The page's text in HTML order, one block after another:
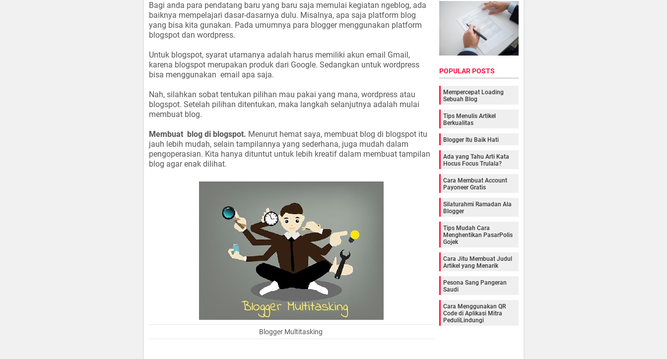
Bagi anda para pendatang baru yang baru saja memulai kegiatan ngeblog, ada
baiknya mempelajari dasar-dasarnya dulu. Misalnya, apa saja platform blog
yang bisa kita gunakan. Pada umumnya para blogger menggunakan platform
blogspot dan wordpress.
Untuk blogspot, syarat utamanya adalah harus memiliki akun email Gmail,
karena blogspot merupakan produk dari Google. Sedangkan untuk wordpress
bisa menggunakan email apa saja.
Nah, silahkan sobat tentukan pilihan mau pakai yang mana, wordpress atau
blogspot. Setelah pilihan ditentukan, maka langkah selanjutnya adalah mulai
membuat blog.
Membuat blog di blogspot. Menurut hemat saya, membuat blog di blogspot itu
jauh lebih mudah, selain tampilannya yang sederhana, juga mudah dalam
pengoperasian. Kita hanya dituntut untuk lebih kreatif dalam membuat tampilan
blog agar enak dilihat.
Blogger Multitasking
POPULAR POSTS
Mempercepat Loading
Sebuah Blog
Tips Menulis Artikel
Berkualitas
Blogger Itu Baik Hati
Ada yang Tahu Arti Kata
Hocus Focus Trulala?
Cara Membuat Account
Payoneer Gratis
Silaturahmi Ramadan Ala
Blogger
Tips Mudah Cara
Menghentikan PasarPolis
Gojek
Cara Jitu Membuat Judul
Artikel yang Menarik
Pesona Sang Pangeran
Saudi
Cara Menggunakan QR
Code di Aplikasi Mitra
PeduliLindungi